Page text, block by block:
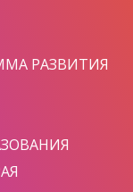
РАЗВИТИЯ